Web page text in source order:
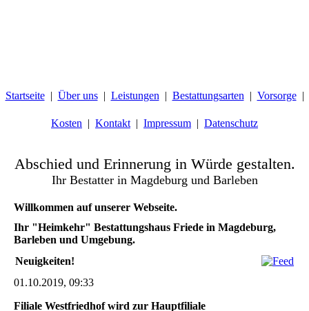
Startseite Über uns Leistungen Bestattungsarten Vorsorge
Kosten Kontakt Impressum Datenschutz
Abschied und Erinnerung in Würde gestalten.
Ihr Bestatter in Magdeburg und Barleben
Willkommen auf unserer Webseite.
Ihr "Heimkehr" Bestattungshaus Friede in Magdeburg,
Barleben und Umgebung.
Neuigkeiten!
01.10.2019, 09:33
Filiale Westfriedhof wird zur Hauptfiliale